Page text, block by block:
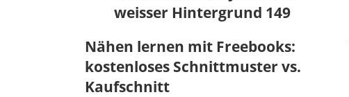
Nähen lernen mit Freebooks:
kostenloses Schnittmuster vs.
Kaufschnitt